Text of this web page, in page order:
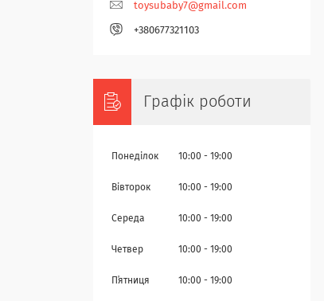
toysubaby7@gmail.com
+380677321103
Графік роботи
Понеділок 10:00 19:00
Вівторок 10:00 19:00
Середа 10:00 19:00
Четвер 10:00 19:00
Пʼятниця 10:00 19:00